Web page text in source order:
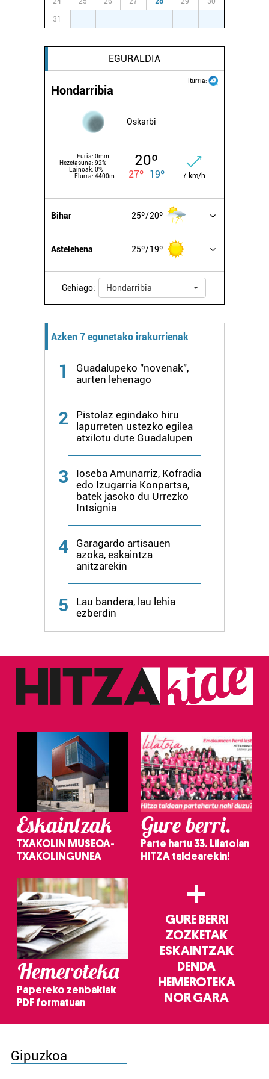
31
EGURALDIA
Iturria:
Hondarribia
Oskarbi
Euria: 0mm
Hezetasuna: 92%
Lainoak: 0%
Elurra: 4400m
20º
27º 19º 7 km/h
Bihar 25º 20º
Astelehena 25º 19º
Gehiago: Hondarribia
Azken 7 egunetako irakurrienak
1
Guadalupeko "novenak",
aurten lehenago
2
Pistolaz egindako hiru
lapurreten ustezko egilea
atxilotu dute Guadalupen
3
Ioseba Amunarriz, Kofradia
edo Izugarria Konpartsa,
batek jasoko du Urrezko
Intsignia
4
Garagardo artisauen
azoka, eskaintza
anitzarekin
5
Lau bandera, lau lehia
ezberdin
Eskaintzak
TXAKOLIN MUSEOA-
TXAKOLINGUNEA
Gure berri.
Parte hartu 33. Lilatoian
HITZA taldearekin!
Hemeroteka
Papereko zenbakiak
PDF formatuan
+
GURE BERRI
ZOZKETAK
ESKAINTZAK
DENDA
HEMEROTEKA
NOR GARA
Gipuzkoa